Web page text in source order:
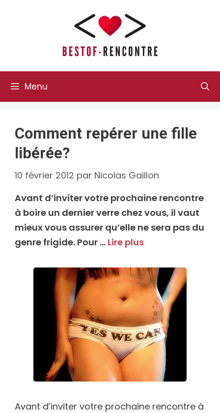
Menu
Comment repérer une fille
libérée?
10 février 2012 par Nicolas Gaillon
Avant d’inviter votre prochaine rencontre
à boire un dernier verre chez vous, il vaut
mieux vous assurer qu’elle ne sera pas du
genre frigide. Pour … Lire plus
Avant d’inviter votre prochaine rencontre à